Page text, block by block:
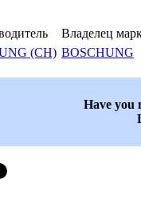
Владелец
(CH) BOSCHUNG
Have you